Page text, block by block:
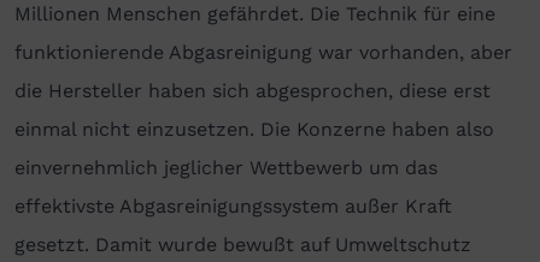
Millionen Menschen gefährdet. Die Technik für eine
funktionierende Abgasreinigung war vorhanden, aber
die Hersteller haben sich abgesprochen, diese erst
einmal nicht einzusetzen. Die Konzerne haben also
einvernehmlich jeglicher Wettbewerb um das
effektivste Abgasreinigungssystem außer Kraft
gesetzt. Damit wurde bewußt auf Umweltschutz